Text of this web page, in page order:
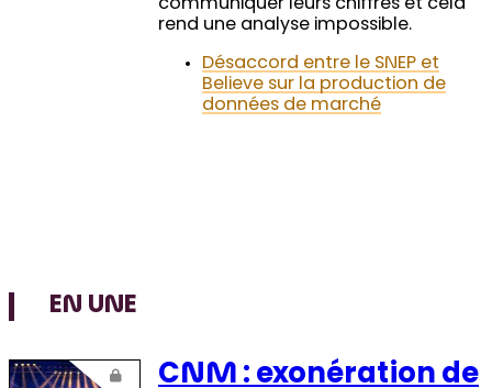
communiquer leurs chiffres et cela
rend une analyse impossible.
Désaccord entre le SNEP et
Believe sur la production de
données de marché
EN UNE
CNM : exonération de